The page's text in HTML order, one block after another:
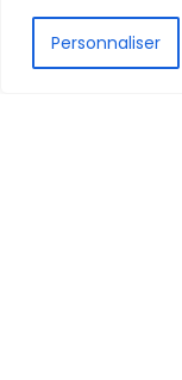
Personnaliser
FR